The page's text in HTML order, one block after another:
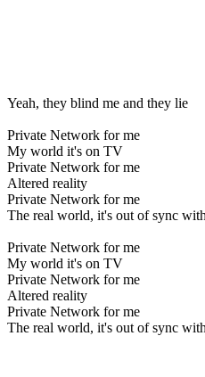
Yeah, they blind me and they lie
Private Network for me
My world it's on TV
Private Network for me
Altered reality
Private Network for me
The real world, it's out of sync
Private Network for me
My world it's on TV
Private Network for me
Altered reality
Private Network for me
The real world, it's out of sync